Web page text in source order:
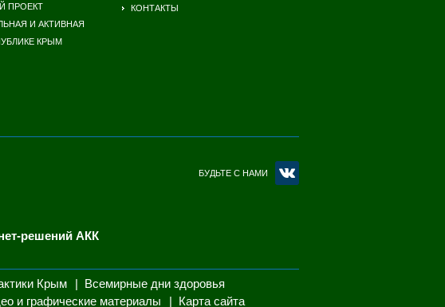
ПРОЕКТ
И АКТИВНАЯ
КРЫМ
КОНТАКТЫ
БУДЬТЕ С НАМИ
решений АКК
Крым
Всемирные дни здоровья
и графические материалы Карта сайта